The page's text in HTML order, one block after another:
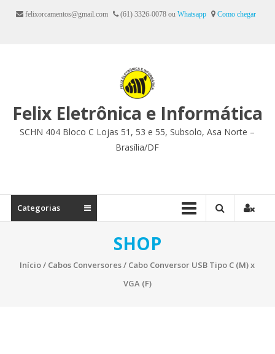
para
felixorcamentos@gmail.com (61) 3326-0078 ou Whatsapp Como chegar
Felix Eletrônica e Informática
SCHN 404 Bloco C Lojas 51, 53 e 55, Subsolo, Asa Norte –
Brasília/DF
Categorias
SHOP
Início/ Cabos Conversores/ Cabo Conversor USB Tipo C (M) x
VGA (F)